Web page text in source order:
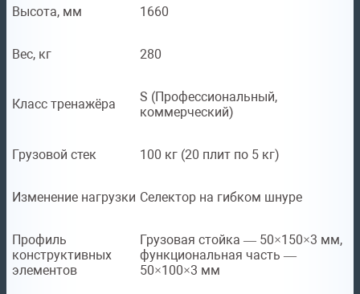
Высота, мм 1660
Вес, кг 280
Класс тренажёра
S (Профессиональный,
коммерческий)
Грузовой стек 100 кг (20 плит по 5 кг)
Изменение нагрузки Селектор на гибком шнуре
Профиль
конструктивных
элементов
Грузовая стойка — 50×150×3 мм,
функциональная часть —
50×100×3 мм